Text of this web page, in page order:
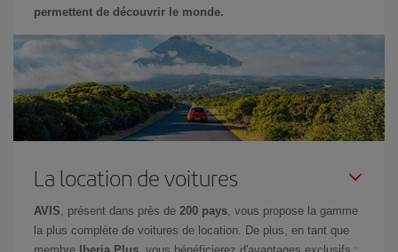
permettent de découvrir le monde.
La location de voitures
AVIS , présent dans près de 200 pays , vous propose la gamme
la plus complète de voitures de location. De plus, en tant que